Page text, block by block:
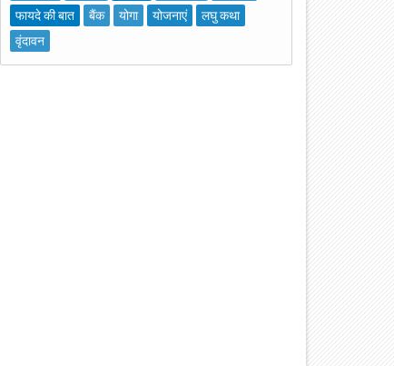
फायदे की बात
बैंक योगा योजनाएं
लघु कथा
वृंदावन